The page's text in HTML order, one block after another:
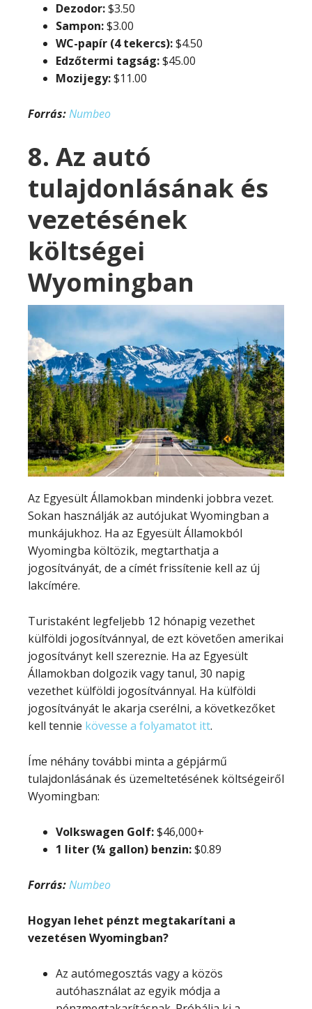
Dezodor:$3.50
Sampon:$3.00
WC-papír (4 tekercs):$4.50
Edzőtermi tagság:$45.00
Mozijegy:$11.00
Forrás:Numbeo
8. Az autó
tulajdonlásának és
vezetésének
költségei
Wyomingban
Az Egyesült Államokban mindenki jobbra vezet.
Sokan használják az autójukat Wyomingban a
munkájukhoz. Ha az Egyesült Államokból
Wyomingba költözik, megtarthatja a
jogosítványát, de a címét frissítenie kell az új
lakcímére.
Turistaként legfeljebb 12 hónapig vezethet
külföldi jogosítvánnyal, de ezt követően amerikai
jogosítványt kell szereznie. Ha az Egyesült
Államokban dolgozik vagy tanul, 30 napig
vezethet külföldi jogosítvánnyal. Ha külföldi
jogosítványát le akarja cserélni, a következőket
kell tennie kövesse a folyamatot itt.
Íme néhány további minta a gépjármű
tulajdonlásának és üzemeltetésének költségeiről
Wyomingban:
Volkswagen Golf:$46,000+
1 liter (¼ gallon) benzin:$0.89
Forrás:Numbeo
Hogyan lehet pénzt megtakarítani a
vezetésen Wyomingban?
Az autómegosztás vagy a közös
autóhasználat az egyik módja a